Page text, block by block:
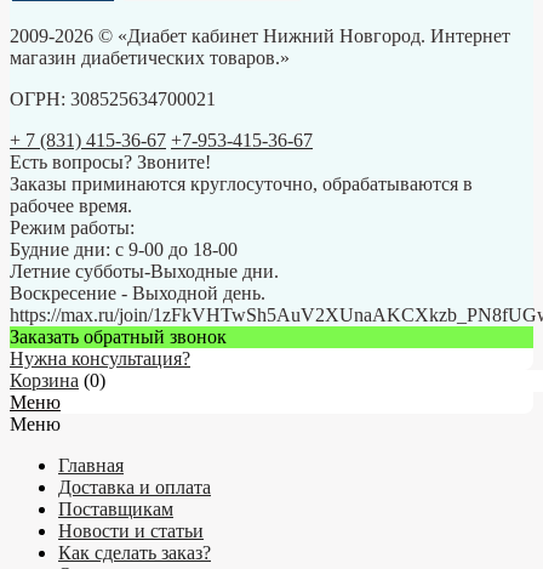
2009-2026 © «Диабет кабинет Нижний Новгород. Интернет
магазин диабетических товаров.»
ОГРН: 308525634700021
+ 7 (831) 415-36-67 +7-953-415-36-67
Есть вопросы? Звоните!
Заказы приминаются круглосуточно, обрабатываются в
рабочее время.
Режим работы:
Будние дни: с 9-00 до 18-00
Летние субботы-Выходные дни.
Воскресение - Выходной день.
https://max.ru/join/
Заказать обратный звонок
Нужна консультация?
Корзина (0)
Меню
Меню
Главная
Доставка и оплата
Поставщикам
Новости и статьи
Как сделать заказ?